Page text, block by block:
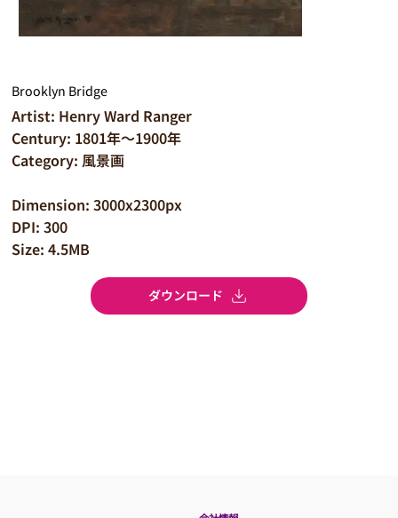
Brooklyn Bridge
Artist: Henry Ward Ranger
Century: 1801年～1900年
Category: 風景画
Dimension: 3000x2300px
DPI: 300
Size: 4.5MB
ダウンロード